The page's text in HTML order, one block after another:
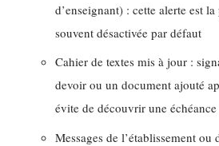
d’enseignant) : cette alerte est
souvent désactivée par défaut
Cahier de textes mis à jour :
devoir ou un document ajouté
évite de découvrir une
Messages de l’établissement ou